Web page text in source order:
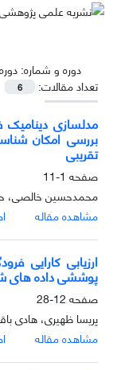
دوره و شماره:دوره 19، شماره
تعداد مقالات:
6
مدلسازی دینامیک
بررسی امکان
تقریبی
صفحه 1-11
محمدحسین خالصی،
مشاهده مقاله
ارزیابی کارایی
پوششی داده های
صفحه 12-28
پریسا ظهیری، هادی
مشاهده مقاله